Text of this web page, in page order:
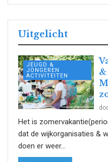
Uitgelicht
JEUGD &
JONGEREN
ACTIVITEITEN
&
Het is
dat de wijkorganisaties &
doen er weer...